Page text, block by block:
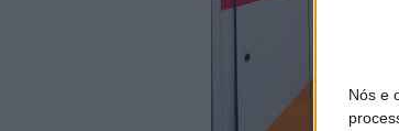
Nós e